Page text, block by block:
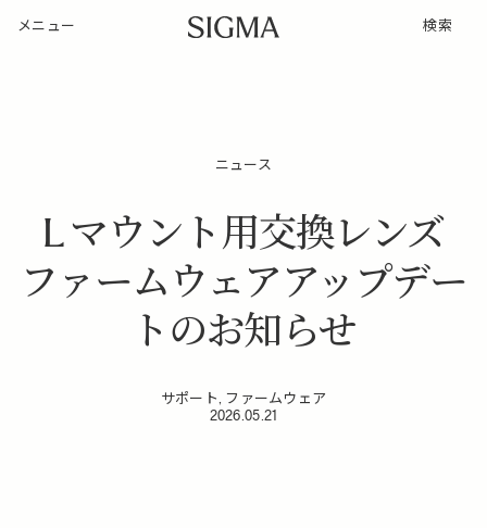
メニュー 検索
ニュース
L マウント用交換レンズ
ファームウェアアップデー
トのお知らせ
サポート, ファームウェア
2026.05.21